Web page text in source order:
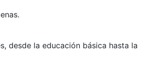
desde la educación básica hasta la